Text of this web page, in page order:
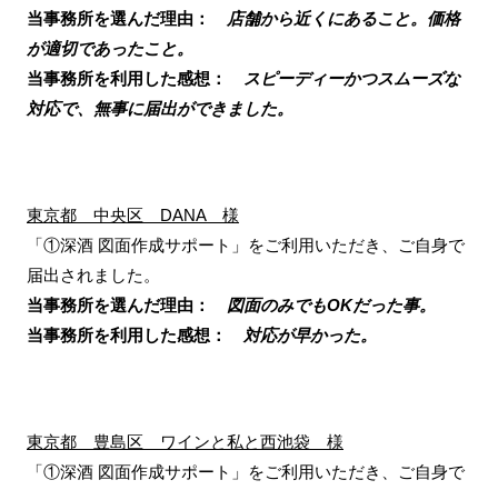
当事務所を選んだ理由：
店舗から近くにあること。価格
が適切であったこと。
当事務所を利用した感想：
スピーディーかつスムーズな
対応で、無事に届出ができました。
東京都 中央区 DANA 様
「①深酒 図面作成サポート」をご利用いただき、ご自身で
届出されました。
当事務所を選んだ理由：
図面のみでもOKだった事。
当事務所を利用した感想：
対応が早かった。
東京都 豊島区 ワインと私と西池袋 様
「①深酒 図面作成サポート」をご利用いただき、ご自身で